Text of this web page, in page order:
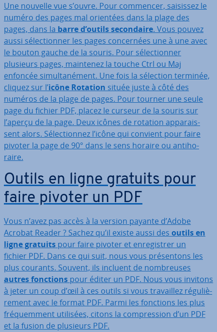
Une nouvelle vue s’ouvre. Pour commencer, saisissez le
numéro des pages mal orientées dans la plage des
pages, dans la barre d’outils se­con­daire. Vous pouvez
aussi sé­lec­tion­ner les pages con­cer­nées une à une avec
le bouton gauche de la souris. Pour sé­lec­tion­ner
plusieurs pages, maintenez la touche Ctrl ou Maj
enfoncée si­mul­ta­né­ment. Une fois la sélection terminée,
cliquez sur l’icône Rotation située juste à côté des
numéros de la plage de pages. Pour tourner une seule
page du fichier PDF, placez le curseur de la souris sur
l’aperçu de la page. Deux icônes de rotation ap­pa­rais­
sent alors. Sé­lec­tion­nez l’icône qui convient pour faire
pivoter la page de 90° dans le sens horaire ou an­ti­ho­
raire.
Outils en ligne gratuits pour
faire pivoter un PDF
Vous n’avez pas accès à la version payante d’Adobe
Acrobat Reader ? Sachez qu’il existe aussi des outils en
ligne gratuits pour faire pivoter et en­re­gis­trer un
fichier PDF. Dans ce qui suit, nous vous pré­sen­tons les
plus courants. Souvent, ils incluent de nom­breuses
autres fonctions pour éditer un PDF. Nous vous invitons
à jeter un coup d’œil à ces outils si vous tra­vail­lez ré­gu­liè­
re­ment avec le format PDF. Parmi les fonctions les plus
fré­quem­ment utilisées, citons la com­pres­sion d’un PDF
et la fusion de plusieurs PDF.